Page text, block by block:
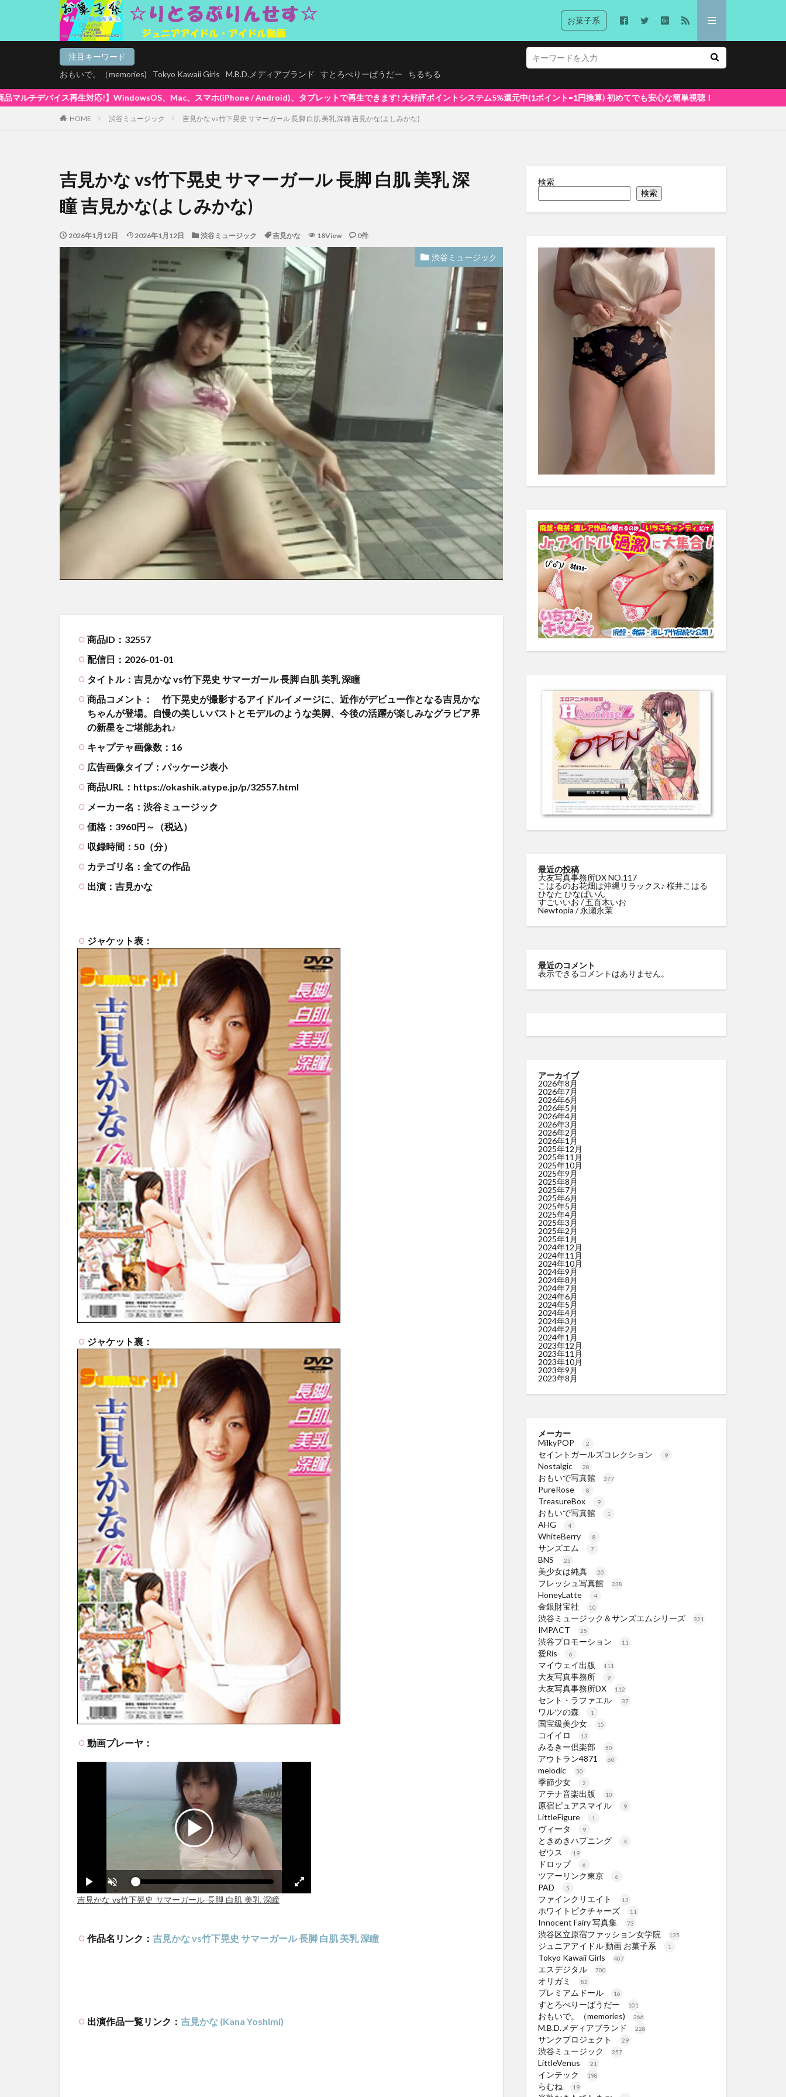
お菓子系
注目キーワード
おもいで。（memories)
Tokyo Kawaii Girls M.B.D.メディアブランド すとろべりーぱうだー ちるちる
、Mac、スマホ(iPhone / Android)、タブレットで再生できます! 大好評ポイントシステム5%還元中(1ポイント=1円換算) 初めてでも安心な簡単視聴！
HOME 渋谷ミュージック 吉見かな vs竹下晃史 サマーガール 長脚 白肌 美乳 深瞳 吉見かな(よしみかな)
吉見かな vs竹下晃史 サマーガール 長脚 白肌 美乳 深
瞳 吉見かな(よしみかな)
2026年1月12日 2026年1月12日 渋谷ミュージック 吉見かな 18View 0件
渋谷ミュージック
商品ID：32557
配信日：2026-01-01
タイトル：吉見かな vs竹下晃史 サマーガール 長脚 白肌 美乳 深瞳
商品コメント：
竹下晃史が撮影するアイドルイメージに、近作がデビュー作となる吉見かな
ちゃんが登場。自慢の美しいバストとモデルのような美脚、今後の活躍が楽しみなグラビア界
の新星をご堪能あれ♪
キャプテャ画像数：16
広告画像タイプ：パッケージ表小
商品URL：https://okashik.atype.jp/p/32557.html
メーカー名：渋谷ミュージック
価格：3960円～（税込）
収録時間：50（分）
カテゴリ名：全ての作品
出演：吉見かな
ジャケット表：
ジャケット裏：
動画プレーヤ：
作品名リンク： 吉見かな vs竹下晃史 サマーガール 長脚 白肌 美乳 深瞳
出演作品一覧リンク： 吉見かな (Kana Yoshimi)
検索
検索
最近の投稿
大友写真事務所DX NO.117
こはるのお花畑は沖縄リラックス♪ 桜井こはる
ひなた ひなぱいん
すごいいお / 五百木いお
Newtopia / 永瀬永茉
最近のコメント
表示できるコメントはありません。
アーカイブ
2026年8月
2026年7月
2026年6月
2026年5月
2026年4月
2026年3月
2026年2月
2026年1月
2025年12月
2025年11月
2025年10月
2025年9月
2025年8月
2025年7月
2025年6月
2025年5月
2025年4月
2025年3月
2025年2月
2025年1月
2024年12月
2024年11月
2024年10月
2024年9月
2024年8月
2024年7月
2024年6月
2024年5月
2024年4月
2024年3月
2024年2月
2024年1月
2023年12月
2023年11月
2023年10月
2023年9月
2023年8月
メーカー
MilkyPOP
2
セイントガールズコレクション 9
Nostalgic 28
おもいで写真館 377
PureRose 8
TreasureBox 9
おもいで写真館 1
AHG 4
WhiteBerry 8
サンズエム 7
BNS 25
美少女は純真 20
フレッシュ写真館 238
HoneyLatte 4
金銀財宝社 10
渋谷ミュージック＆サンズエムシリーズ 321
IMPACT 25
渋谷プロモーション 11
愛Ris 6
マイウェイ出版 111
大友写真事務所 9
大友写真事務所DX 112
セント・ラファエル 37
ワルツの森 1
国宝級美少女 15
コイイロ 13
みるきー倶楽部 50
アウトラン4871 60
melodic 50
季節少女 2
アテナ音楽出版 10
原宿ピュアスマイル 9
LittleFigure 1
ヴィータ 9
ときめきハプニング 4
ゼウス 19
ドロップ 6
ツアーリンク東京 6
PAD 5
ファインクリエイト 13
ホワイトピクチャーズ 11
Innocent Fairy 写真集 73
渋谷区立原宿ファッション女学院 135
ジュニアアイドル 動画 お菓子系 1
Tokyo Kawaii Girls 407
エスデジタル 700
オリガミ 82
プレミアムドール 16
すとろべりーぱうだー 101
おもいで。（memories) 366
M.B.D.メディアブランド 228
サンクプロジェクト 29
渋谷ミュージック 257
LittleVenus 21
インテック 198
らむね 19